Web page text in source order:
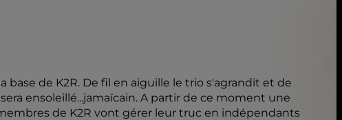
base de K2R. De fil en aiguille le trio s'agrandit et de
ensoleillé...jamaïcain. A partir de ce moment une
de K2R vont gérer leur truc en indépendants